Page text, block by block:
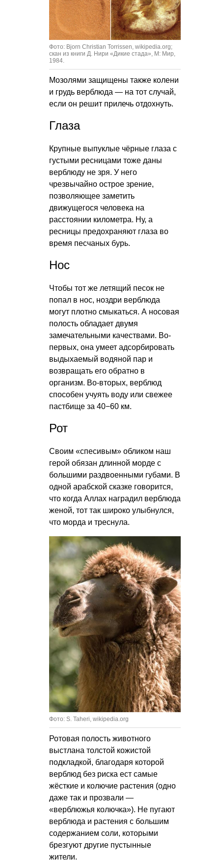
Фото: Bjorn Christian Torrissen, wikipedia.org;
скан из книги Д. Нири «Дикие стада», М: Мир,
1984.
Мозолями защищены также колени
и грудь верблюда — на тот случай,
если он решит прилечь отдохнуть.
Глаза
Крупные выпуклые чёрные глаза с
густыми ресницами тоже даны
верблюду не зря. У него
чрезвычайно острое зрение,
позволяющее заметить
движущегося человека на
расстоянии километра. Ну, а
ресницы предохраняют глаза во
время песчаных бурь.
Нос
Чтобы тот же летящий песок не
попал в нос, ноздри верблюда
могут плотно смыкаться. А носовая
полость обладает двумя
замечательными качествами. Во-
первых, она умеет адсорбировать
выдыхаемый водяной пар и
возвращать его обратно в
организм. Во-вторых, верблюд
способен учуять воду или свежее
пастбище за 40−60 км.
Рот
Своим «спесивым» обликом наш
герой обязан длинной морде с
большими раздвоенными губами. В
одной арабской сказке говорится,
что когда Аллах наградил верблюда
женой, тот так широко улыбнулся,
что морда и треснула.
Фото: S. Taheri, wikipedia.org
Ротовая полость животного
выстлана толстой кожистой
подкладкой, благодаря которой
верблюд без риска ест самые
жёсткие и колючие растения (одно
даже так и прозвали —
«верблюжья колючка»). Не пугают
верблюда и растения с большим
содержанием соли, которыми
брезгуют другие пустынные
жители.